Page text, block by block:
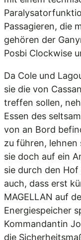
Passagieren, die
gehören der
Posbi Clockwise
Da Cole und
sie die von
treffen sollen,
Essen des
von an Bord
zu führen, lehnen
sie doch auf ein
sie durch den
auch, dass erst
MAGELLAN auf
Energiespeicher
Kommandantin
die